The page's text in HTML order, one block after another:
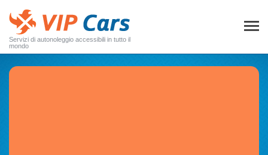
Servizi di autonoleggio accessibili in tutto il
mondo